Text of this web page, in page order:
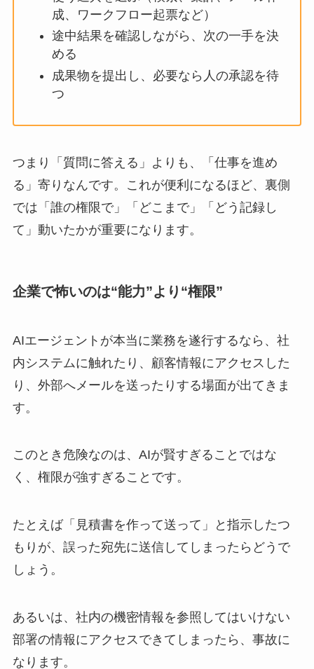
成、ワークフロー起票など）
途中結果を確認しながら、次の一手を決
める
成果物を提出し、必要なら人の承認を待
つ
つまり「質問に答える」よりも、「仕事を進め
る」寄りなんです。これが便利になるほど、裏側
では「誰の権限で」「どこまで」「どう記録し
て」動いたかが重要になります。
企業で怖いのは“能力”より“権限”
AIエージェントが本当に業務を遂行するなら、社
内システムに触れたり、顧客情報にアクセスした
り、外部へメールを送ったりする場面が出てきま
す。
このとき危険なのは、AIが賢すぎることではな
く、権限が強すぎることです。
たとえば「見積書を作って送って」と指示したつ
もりが、誤った宛先に送信してしまったらどうで
しょう。
あるいは、社内の機密情報を参照してはいけない
部署の情報にアクセスできてしまったら、事故に
なります。